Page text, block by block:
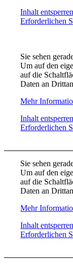
Inhalt entsperren
Erforderlichen
Sie sehen
Um auf den
auf die
Daten an
Mehr
Inhalt entsperren
Erforderlichen
Sie sehen
Um auf den
auf die
Daten an
Mehr
Inhalt entsperren
Erforderlichen